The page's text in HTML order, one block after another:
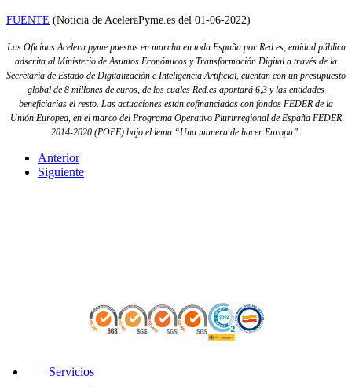
FUENTE (Noticia de AceleraPyme.es del 01-06-2022)
Las Oficinas Acelera pyme puestas en marcha en toda España por Red.es, entidad pública
adscrita al Ministerio de Asuntos Económicos y Transformación Digital a través de la
Secretaría de Estado de Digitalización e Inteligencia Artificial, cuentan con un presupuesto
global de 8 millones de euros, de los cuales Red.es aportará 6,3 y las entidades
beneficiarias el resto. Las actuaciones están cofinanciadas con fondos FEDER de la
Unión Europea, en el marco del Programa Operativo Plurirregional de España FEDER
2014-2020 (POPE) bajo el lema “Una manera de hacer Europa”.
Anterior
Siguiente
Servicios